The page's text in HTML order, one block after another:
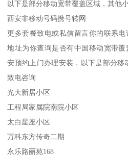
以下是部分移动宽带覆盖区域，其他
西安非移动号码携号转网
更多套餐致电或私信留言你的联系
地址为你查询是否有中国移动宽带
安预约上门办理安装，以下是部分
致电咨询
光大新居小区
工程局家属院南院小区
太白星座小区
万科东方传奇二期
永乐路丽苑168